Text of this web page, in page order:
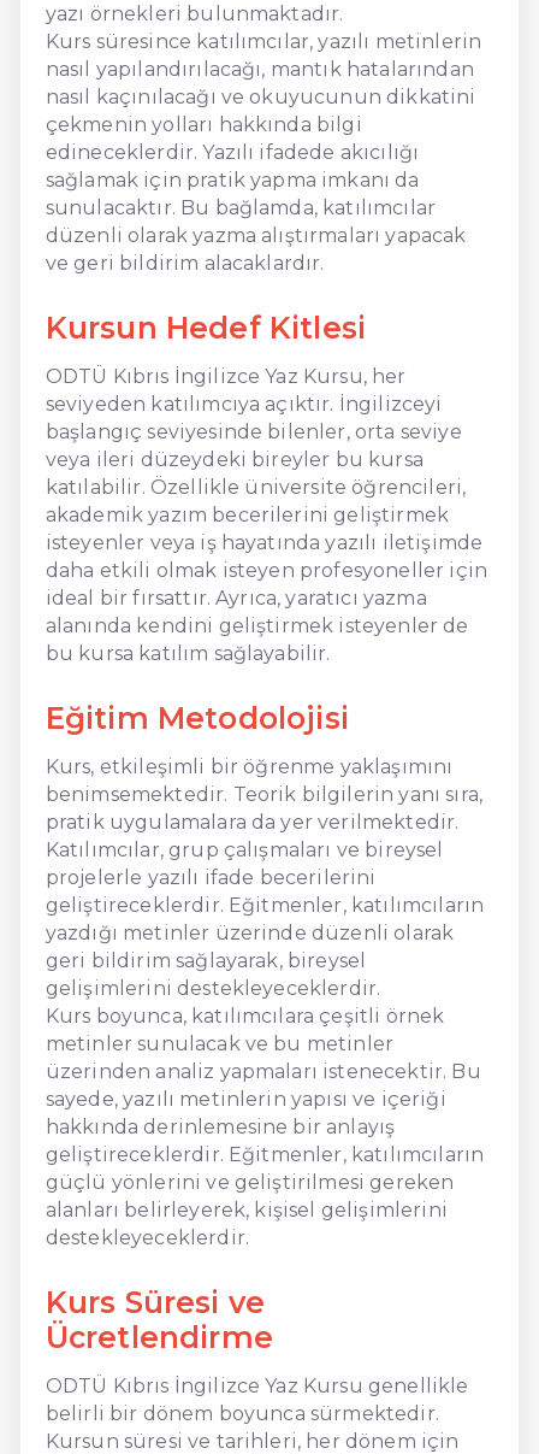
yazı örnekleri bulunmaktadır.
Kurs süresince katılımcılar, yazılı metinlerin
nasıl yapılandırılacağı, mantık hatalarından
nasıl kaçınılacağı ve okuyucunun dikkatini
çekmenin yolları hakkında bilgi
edineceklerdir. Yazılı ifadede akıcılığı
sağlamak için pratik yapma imkanı da
sunulacaktır. Bu bağlamda, katılımcılar
düzenli olarak yazma alıştırmaları yapacak
ve geri bildirim alacaklardır.
Kursun Hedef Kitlesi
ODTÜ Kıbrıs İngilizce Yaz Kursu, her
seviyeden katılımcıya açıktır. İngilizceyi
başlangıç seviyesinde bilenler, orta seviye
veya ileri düzeydeki bireyler bu kursa
katılabilir. Özellikle üniversite öğrencileri,
akademik yazım becerilerini geliştirmek
isteyenler veya iş hayatında yazılı iletişimde
daha etkili olmak isteyen profesyoneller için
ideal bir fırsattır. Ayrıca, yaratıcı yazma
alanında kendini geliştirmek isteyenler de
bu kursa katılım sağlayabilir.
Eğitim Metodolojisi
Kurs, etkileşimli bir öğrenme yaklaşımını
benimsemektedir. Teorik bilgilerin yanı sıra,
pratik uygulamalara da yer verilmektedir.
Katılımcılar, grup çalışmaları ve bireysel
projelerle yazılı ifade becerilerini
geliştireceklerdir. Eğitmenler, katılımcıların
yazdığı metinler üzerinde düzenli olarak
geri bildirim sağlayarak, bireysel
gelişimlerini destekleyeceklerdir.
Kurs boyunca, katılımcılara çeşitli örnek
metinler sunulacak ve bu metinler
üzerinden analiz yapmaları istenecektir. Bu
sayede, yazılı metinlerin yapısı ve içeriği
hakkında derinlemesine bir anlayış
geliştireceklerdir. Eğitmenler, katılımcıların
güçlü yönlerini ve geliştirilmesi gereken
alanları belirleyerek, kişisel gelişimlerini
destekleyeceklerdir.
Kurs Süresi ve
Ücretlendirme
ODTÜ Kıbrıs İngilizce Yaz Kursu genellikle
belirli bir dönem boyunca sürmektedir.
Kursun süresi ve tarihleri, her dönem için